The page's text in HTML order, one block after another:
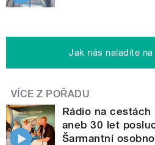
Jak nás naladíte na
VÍCE Z POŘADU
Rádio na cestách
aneb 30 let
Šarmantní